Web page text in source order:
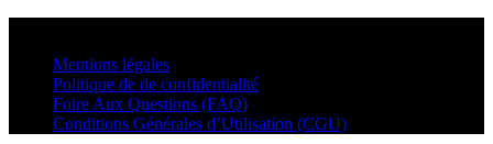
Mentions légales
Politique de de confidentialité
Foire Aux Questions (FAQ)
Conditions Générales d’Utilisation (CGU)